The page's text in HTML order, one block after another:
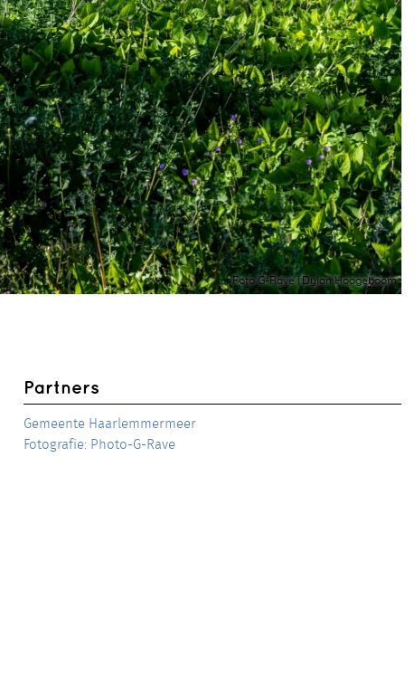
Foto G-Rave | Dylan Hoogeboom
Partners
Gemeente Haarlemmermeer
Fotografie: Photo-G-Rave